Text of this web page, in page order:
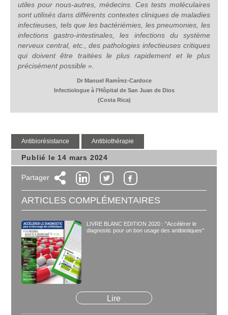
utiles pour nous-autres, médecins. Ces tests moléculaires
sont utilisés dans différents contextes cliniques de maladies
infectieuses, tels que les bactériémies, les pneumonies, les
infections gastro-intestinales, les infections du système
nerveux central, etc., des pathologies infectieuses critiques
qui doivent être traitées le plus rapidement et le plus
précisément possible ».
Dr Manuel Ramírez-Cardoce
Infectiologue à l’Hôpital de San Juan de Dios
(Costa Rica)
antibiorésistance antibiothérapie
Publié le 14 mars 2024
Partager
ARTICLES COMPLÉMENTAIRES
LIVRE BLANC EDITION 2020 : "Accélérer le
diagnostic pour un bon usage des antibiotiques"
Lire